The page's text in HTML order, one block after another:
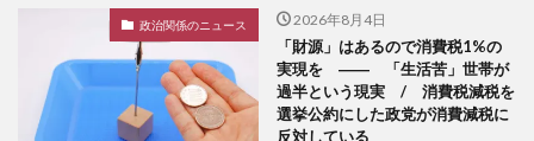
政治関係のニュース 2026年8月4日
「財源」はあるので消費税1%の
実現を ―― 「生活苦」世帯が
過半という現実 / 消費税減税を
選挙公約にした政党が消費減税に
反対している